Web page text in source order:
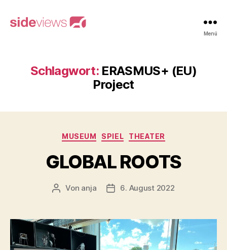
Menü
Schlagwort: ERASMUS+ (EU)
Project
Kategorien
MUSEUM SPIEL THEATER
GLOBAL ROOTS
Beitragsautor
Von anja Beitragsdatum
6. August 2022